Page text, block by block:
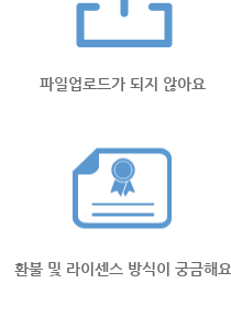
파일업로드가 되지 않아요
환불 및 라이센스 방식이 궁금해요